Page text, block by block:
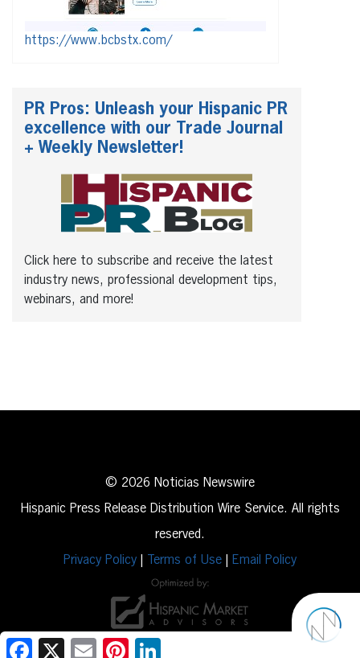
https://www.bcbstx.com/
PR Pros: Unleash your Hispanic PR
excellence with our Trade Journal
+ Weekly Newsletter!
Click here to subscribe and receive the latest
industry news, professional development tips,
webinars, and more!
© 2026 Noticias Newswire
Hispanic Press Release Distribution Wire Service. All rights
reserved.
Privacy Policy
Terms of Use Email Policy
Facebook
X Email Pinterest